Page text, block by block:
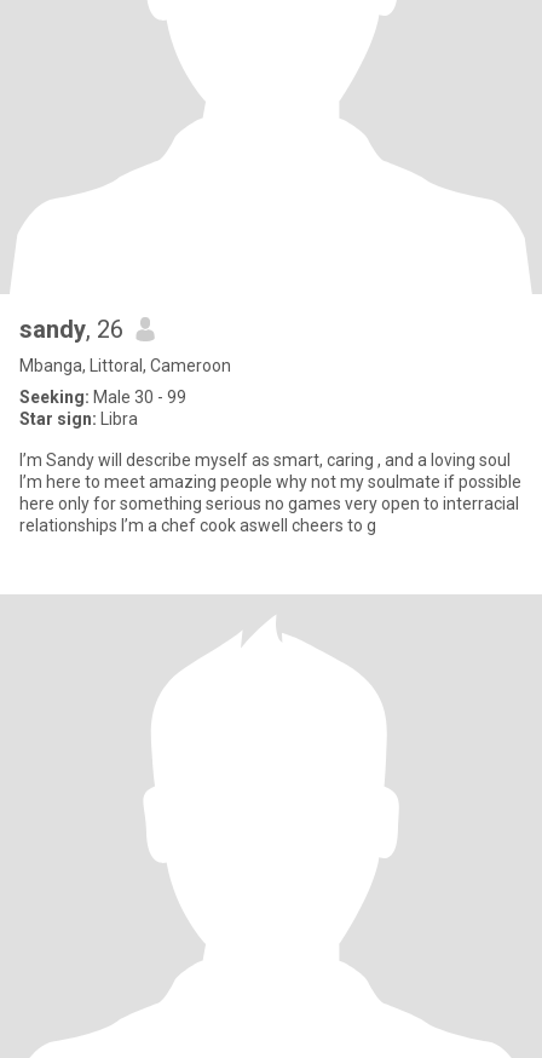
sandy, 26
Mbanga, Littoral, Cameroon
Seeking: Male 30 - 99
Star sign: Libra
I’m Sandy will describe myself as smart, caring , and a loving soul
I’m here to meet amazing people why not my soulmate if possible
here only for something serious no games very open to interracial
relationships I’m a chef cook aswell cheers to g